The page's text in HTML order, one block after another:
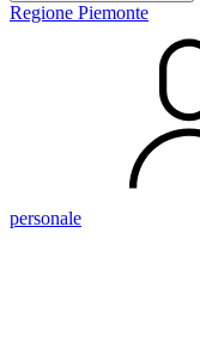
Regione Piemonte
personale